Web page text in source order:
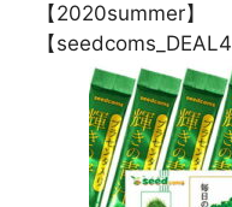
【2020summer】
【